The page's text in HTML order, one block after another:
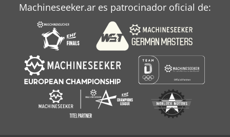
Atlas Copco Xas
Machineseeker.ar es patrocinador oficial de: